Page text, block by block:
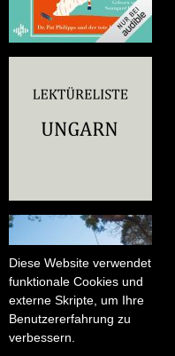
Diese Website verwendet
funktionale Cookies und
externe Skripte, um Ihre
Benutzererfahrung zu
verbessern.